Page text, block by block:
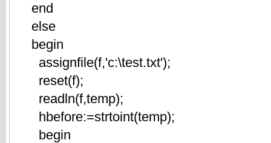
end
else
begin
assignfile(f,'c:\test.txt');
reset(f);
readln(f,temp);
hbefore:=strtoint(temp);
begin